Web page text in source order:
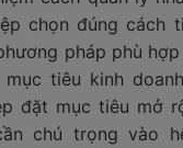
chọn đúng cách
pháp phù
tiêu kinh
đặt mục tiêu mở
chú trọng vào